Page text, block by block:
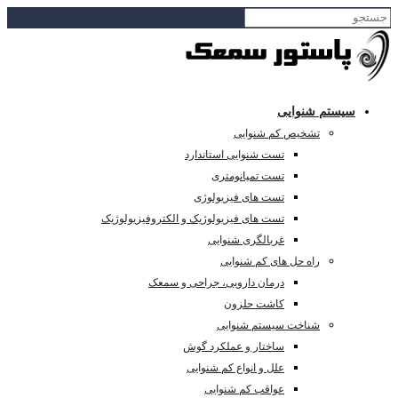
سیستم شنوایی
تشخیص کم شنوایی
تست شنوایی استاندارد
تست تمپانومتری
تست های فیزیولوژی
تست های فیزیولوژیک و الکتروفیزیولوژیک
غربالگری شنوایی
راه حل های کم شنوایی
درمان دارویی، جراحی و سمعک
کاشت حلزون
شناخت سیستم شنوایی
ساختار و عملکرد گوش
علل و انواع کم شنوایی
عواقب کم شنوایی